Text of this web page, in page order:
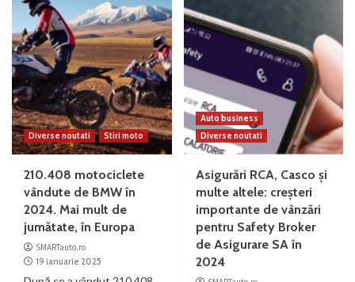
Diverse noutati Stiri moto
210.408 motociclete
vândute de BMW în
2024. Mai mult de
jumătate, în Europa
SMARTauto.ro
19 ianuarie 2025
Auto business
Diverse noutati
Asigurări RCA, Casco și
multe altele: creșteri
importante de vânzări
pentru Safety Broker
de Asigurare SA în
2024